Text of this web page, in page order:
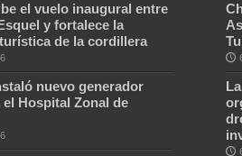
el vuelo inaugural entre
y fortalece la
de la cordillera
nuevo generador
Hospital Zonal de